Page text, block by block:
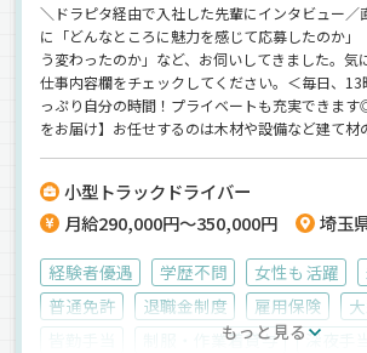
＼ドラピタ経由で入社した先輩にインタビュー／
に「どんなところに魅力を感じて応募したのか」
う変わったのか」など、お伺いしてきました。気
仕事内容欄をチェックしてください。＜毎日、
っぷり自分の時間！プライベートも充実できま
をお届け】お任せするのは木材や設備など建て材
小型トラックドライバー
月給290,000円～350,000円
埼玉
経験者優遇 学歴不問 女性も活躍
普通免許
退職金制度 雇用保険
制服・作業着貸与 深夜手当
もっと見る